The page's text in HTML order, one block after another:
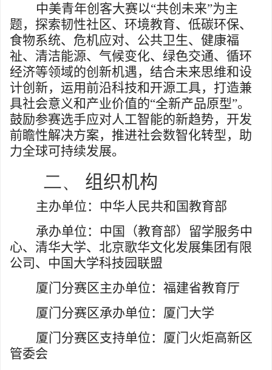
中美青年创客大赛以“共创未来”为主
题，探索韧性社区、环境教育、低碳环保、
食物系统、危机应对、公共卫生、健康福
祉、清洁能源、气候变化、绿色交通、循环
经济等领域的创新机遇，结合未来思维和设
计创新，运用前沿科技和开源工具，打造兼
具社会意义和产业价值的“全新产品原型”。
鼓励参赛选手应对人工智能的新趋势，开发
前瞻性解决方案，推进社会数智化转型，助
力全球可持续发展。
二、 组织机构
主办单位：中华人民共和国教育部
承办单位：中国（教育部）留学服务中
心、清华大学、北京歌华文化发展集团有限
公司、中国大学科技园联盟
厦门分赛区主办单位：福建省教育厅
厦门分赛区承办单位：厦门大学
厦门分赛区支持单位：厦门火炬高新区
管委会